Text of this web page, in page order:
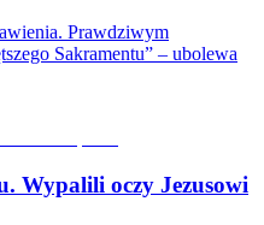
Prawdziwym
Sakramentu” – ubolewa
Wypalili oczy Jezusowi